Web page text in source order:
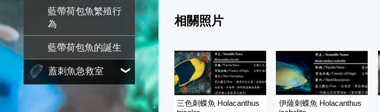
藍帶荷包魚繁殖行
為
藍帶荷包魚的誕生
蓋刺魚急救室
相關照片
三色刺蝶魚 Holacanthus
伊薩刺蝶魚 Holacanthus